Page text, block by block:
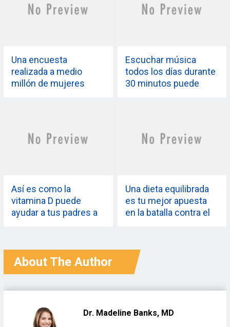
Una encuesta
realizada a medio
millón de mujeres
de cáncer de mama
mortal
Escuchar música
todos los días durante
30 minutos puede
Así es como la
vitamina D puede
ayudar a tus padres a
recuperación de una
fractura de cadera
Una dieta equilibrada
es tu mejor apuesta
en la batalla contra el
About The Author
Dr. Madeline Banks, MD